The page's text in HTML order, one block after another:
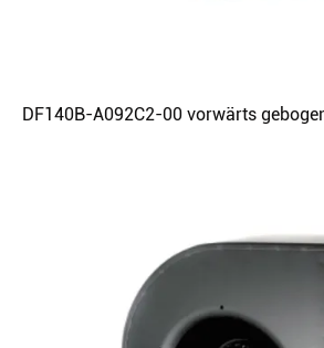
DF140B-A092C2-00 vorwärts